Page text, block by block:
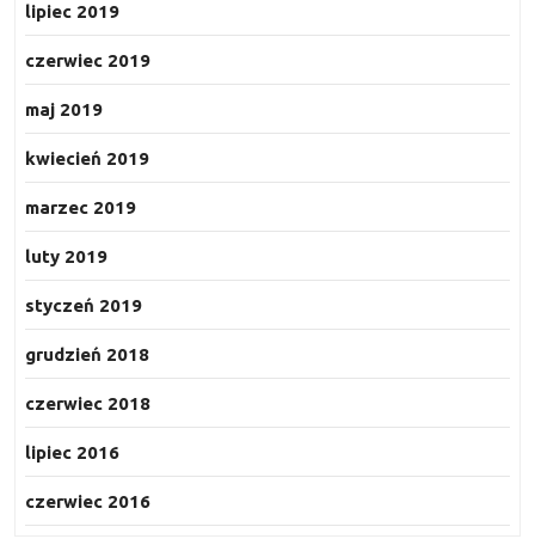
lipiec 2019
czerwiec 2019
maj 2019
kwiecień 2019
marzec 2019
luty 2019
styczeń 2019
grudzień 2018
czerwiec 2018
lipiec 2016
czerwiec 2016